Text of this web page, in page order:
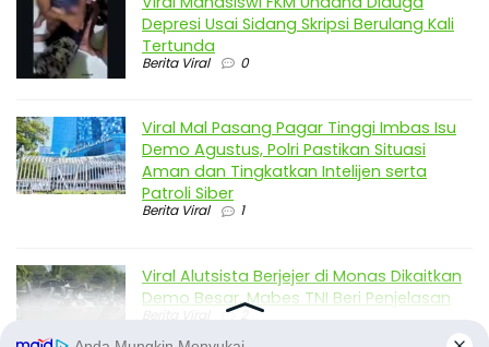
Depresi Usai Sidang Skripsi Berulang Kali
Tertunda
Berita Viral 0
Viral Mal Pasang Pagar Tinggi Imbas Isu
Demo Agustus, Polri Pastikan Situasi
Aman dan Tingkatkan Intelijen serta
Patroli Siber
Berita Viral 1
Viral Alutsista Berjejer di Monas Dikaitkan
Demo Besar, Mabes TNI Beri Penjelasan